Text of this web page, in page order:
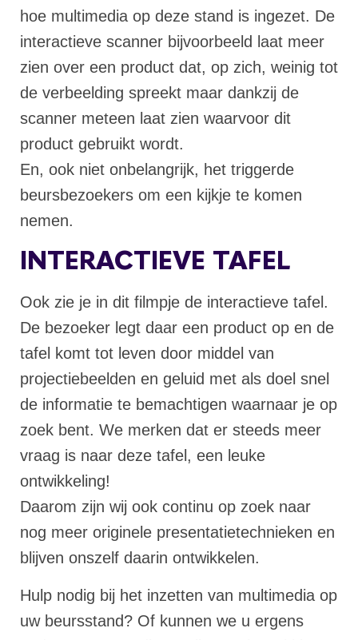
hoe multimedia op deze stand is ingezet. De
interactieve scanner bijvoorbeeld laat meer
zien over een product dat, op zich, weinig tot
de verbeelding spreekt maar dankzij de
scanner meteen laat zien waarvoor dit
product gebruikt wordt.
En, ook niet onbelangrijk, het triggerde
beursbezoekers om een kijkje te komen
nemen.
INTERACTIEVE TAFEL
Ook zie je in dit filmpje de interactieve tafel.
De bezoeker legt daar een product op en de
tafel komt tot leven door middel van
projectiebeelden en geluid met als doel snel
de informatie te bemachtigen waarnaar je op
zoek bent. We merken dat er steeds meer
vraag is naar deze tafel, een leuke
ontwikkeling!
Daarom zijn wij ook continu op zoek naar
nog meer originele presentatietechnieken en
blijven onszelf daarin ontwikkelen.
Hulp nodig bij het inzetten van multimedia op
uw beursstand? Of kunnen we u ergens